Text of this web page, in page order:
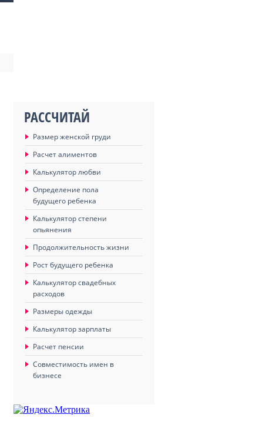
РАССЧИТАЙ
Размер женской груди
Расчет алиментов
Калькулятор любви
Определение пола
будущего ребенка
Калькулятор степени
опьянения
Продолжительность жизни
Рост будущего ребенка
Калькулятор свадебных
расходов
Размеры одежды
Калькулятор зарплаты
Расчет пенсии
Совместимость имен в
бизнесе